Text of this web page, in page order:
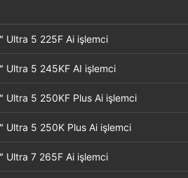
Ultra 5 225F Ai işlemci
Ultra 5 245KF AI işlemci
Ultra 5 250KF Plus Ai işlemci
Ultra 5 250K Plus Ai işlemci
Ultra 7 265F Ai işlemci